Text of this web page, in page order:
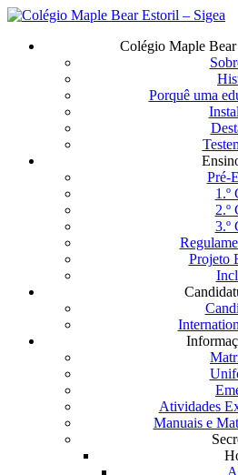
Saltar
Menu
Colégio Maple
Porquê uma
Pré-
1.º
2.º
3.º
Projeto
Atividades
Manuais e